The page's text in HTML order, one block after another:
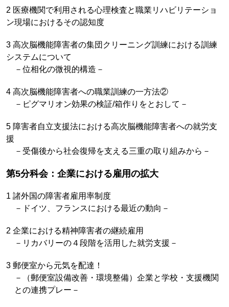
2 医療機関で利用される心理検査と職業リハビリテーショ
ン現場におけるその認知度
3 高次脳機能障害者の集団クリーニング訓練における訓練
システムについて
－位相化の微視的構造－
4 高次脳機能障害者への職業訓練の一方法②
－ピグマリオン効果の検証/箱作りをとおして－
5 障害者自立支援法における高次脳機能障害者への就労支
援
－受傷後から社会復帰を支える三重の取り組みから－
第5分科会：企業における雇用の拡大
1 諸外国の障害者雇用率制度
－ドイツ、フランスにおける最近の動向－
2 企業における精神障害者の継続雇用
－リカバリーの４段階を活用した就労支援－
3 郵便室から元気を配達！
－（郵便室設備改善・環境整備）企業と学校・支援機関
との連携プレー－